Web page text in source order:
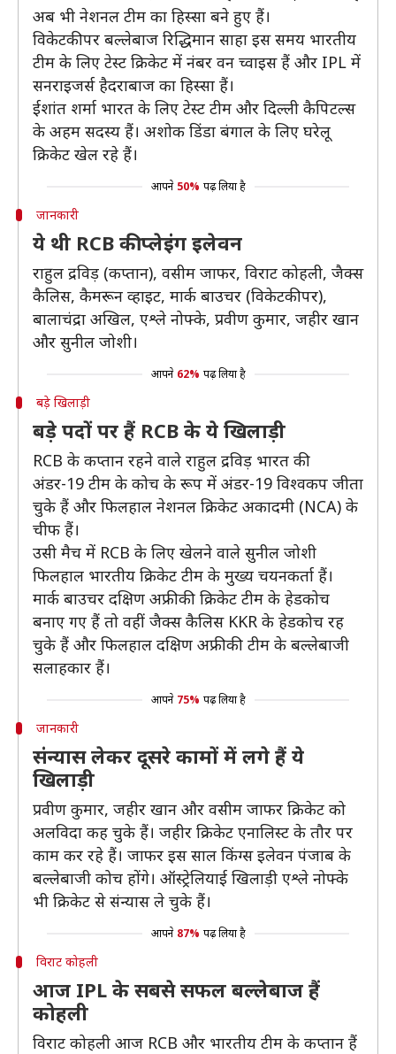
अब भी नेशनल टीम का हिस्सा बने हुए हैं।
विकेटकीपर बल्लेबाज रिद्धिमान साहा इस समय भारतीय
टीम के लिए टेस्ट क्रिकेट में नंबर वन च्वाइस हैं और IPL में
सनराइजर्स हैदराबाज का हिस्सा हैं।
ईशांत शर्मा भारत के लिए टेस्ट टीम और दिल्ली कैपिटल्स
के अहम सदस्य हैं। अशोक डिंडा बंगाल के लिए घरेलू
क्रिकेट खेल रहे हैं।
आपने 50% पढ़ लिया है
जानकारी
ये थी RCB की प्लेइंग इलेवन
राहुल द्रविड़ (कप्तान), वसीम जाफर, विराट कोहली, जैक्स
कैलिस, कैमरून व्हाइट, मार्क बाउचर (विकेटकीपर),
बालाचंद्रा अखिल, एश्ले नोफ्के, प्रवीण कुमार, जहीर खान
और सुनील जोशी।
आपने 62% पढ़ लिया है
बड़े खिलाड़ी
बड़े पदों पर हैं RCB के ये खिलाड़ी
RCB के कप्तान रहने वाले राहुल द्रविड़ भारत की
अंडर-19 टीम के कोच के रूप में अंडर-19 विश्वकप जीता
चुके हैं और फिलहाल नेशनल क्रिकेट अकादमी (NCA) के
चीफ हैं।
उसी मैच में RCB के लिए खेलने वाले सुनील जोशी
फिलहाल भारतीय क्रिकेट टीम के मुख्य चयनकर्ता हैं।
मार्क बाउचर दक्षिण अफ्रीकी क्रिकेट टीम के हेडकोच
बनाए गए हैं तो वहीं जैक्स कैलिस KKR के हेडकोच रह
चुके हैं और फिलहाल दक्षिण अफ्रीकी टीम के बल्लेबाजी
सलाहकार हैं।
आपने 75% पढ़ लिया है
जानकारी
संन्यास लेकर दूसरे कामों में लगे हैं ये
खिलाड़ी
प्रवीण कुमार, जहीर खान और वसीम जाफर क्रिकेट को
अलविदा कह चुके हैं। जहीर क्रिकेट एनालिस्ट के तौर पर
काम कर रहे हैं। जाफर इस साल किंग्स इलेवन पंजाब के
बल्लेबाजी कोच होंगे। ऑस्ट्रेलियाई खिलाड़ी एश्ले नोफ्के
भी क्रिकेट से संन्यास ले चुके हैं।
आपने 87% पढ़ लिया है
विराट कोहली
आज IPL के सबसे सफल बल्लेबाज हैं
कोहली
विराट कोहली आज RCB और भारतीय टीम के कप्तान हैं